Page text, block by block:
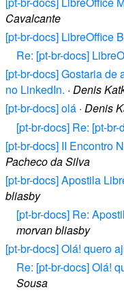
Cavalcante
[pt-br-docs] LibreOffice
Re: [pt-br-docs]
[pt-br-docs] Gostaria
no LinkedIn. · Denis
[pt-br-docs] olá · Denis
[pt-br-docs] Re: [pt-
[pt-br-docs] II Encontro
Pacheco da Silva
[pt-br-docs] Apostila
bliasby
[pt-br-docs] Re:
morvan bliasby
[pt-br-docs] Olá! quero
Re: [pt-br-docs] Olá!
Sousa